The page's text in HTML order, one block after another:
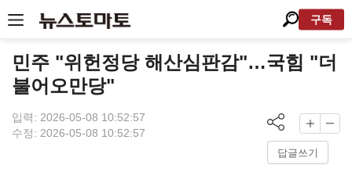
구독
민주 "위헌정당 해산심판감"…국힘 "더
불어오만당"
입력: 2026-05-08 10:52:57
수정: 2026-05-08 10:52:57
답글쓰기